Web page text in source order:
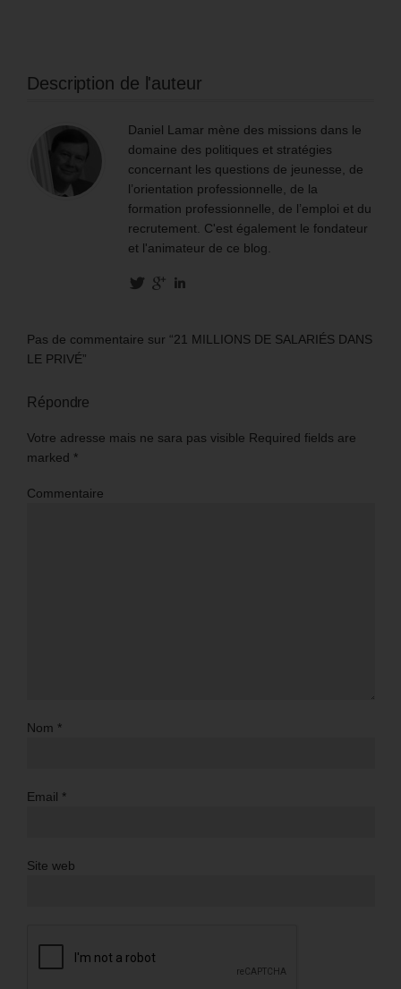
Description de l'auteur
Daniel Lamar mène des missions dans le
domaine des politiques et stratégies
concernant les questions de jeunesse, de
l’orientation professionnelle, de la
formation professionnelle, de l’emploi et du
recrutement. C'est également le fondateur
et l'animateur de ce blog.
Pas de commentaire sur “21 MILLIONS DE SALARIÉS DANS
LE PRIVÉ”
Répondre
Votre adresse mais ne sara pas visible Required fields are
marked *
Commentaire
Nom *
Email *
Site web